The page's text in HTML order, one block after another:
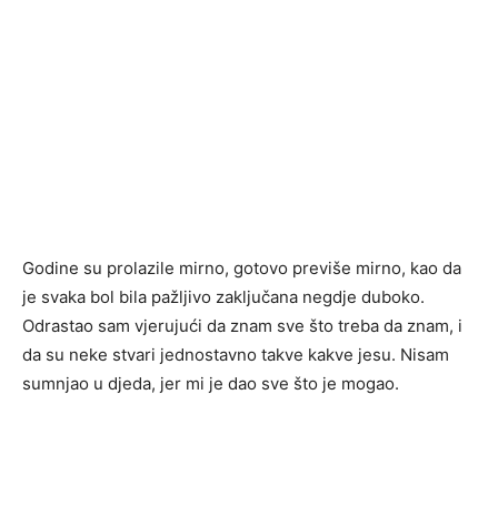
Godine su prolazile mirno, gotovo previše mirno, kao da
je svaka bol bila pažljivo zaključana negdje duboko.
Odrastao sam vjerujući da znam sve što treba da znam, i
da su neke stvari jednostavno takve kakve jesu. Nisam
sumnjao u djeda, jer mi je dao sve što je mogao.